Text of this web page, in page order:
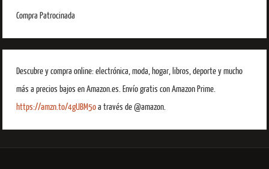
Compra Patrocinada
Descubre y compra online: electrónica, moda, hogar, libros, deporte y mucho
más a precios bajos en Amazon.es. Envío gratis con Amazon Prime.
https://amzn.to/4gUBM5oa través de @amazon.